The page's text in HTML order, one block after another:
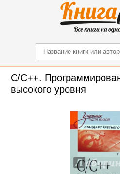
C/C++.
высокого уровня